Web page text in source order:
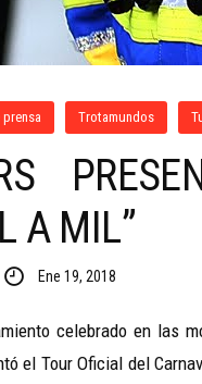
Trotamundos
A MIL”
Ene 19, 2018
celebrado en las
el Tour Oficial del